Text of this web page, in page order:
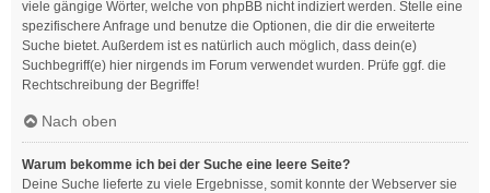
viele gängige Wörter, welche von phpBB nicht indiziert werden. Stelle eine
spezifischere Anfrage und benutze die Optionen, die dir die erweiterte
Suche bietet. Außerdem ist es natürlich auch möglich, dass dein(e)
Suchbegriff(e) hier nirgends im Forum verwendet wurden. Prüfe ggf. die
Rechtschreibung der Begriffe!
Nach oben
Warum bekomme ich bei der Suche eine leere Seite?
Deine Suche lieferte zu viele Ergebnisse, somit konnte der Webserver sie